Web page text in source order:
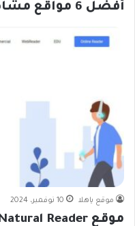
أفضل 6 مواقع مشاهدة أفلام انيميشن
موقع ياهلا 10 نوفمبر، 2024